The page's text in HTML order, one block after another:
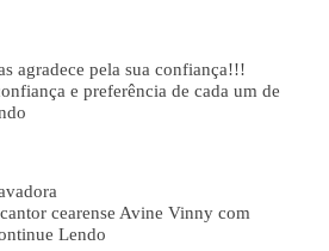
agradece pela sua confiança!!!
e preferência de cada um de
cearense Avine Vinny com
Lendo